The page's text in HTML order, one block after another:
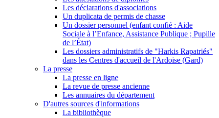
Les déclarations d'associations
Un duplicata de permis de chasse
Un dossier personnel (enfant confié : Aide
Sociale à l’Enfance, Assistance Publique ; Pupille
de l’État)
Les dossiers administratifs de "Harkis Rapatriés"
dans les Centres d'accueil de l'Ardoise (Gard)
La presse
La presse en ligne
La revue de presse ancienne
Les annuaires du département
D'autres sources d'informations
La bibliothèque